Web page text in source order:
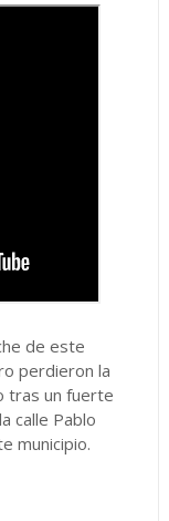
de este
perdieron la
tras un fuerte
calle Pablo
municipio.